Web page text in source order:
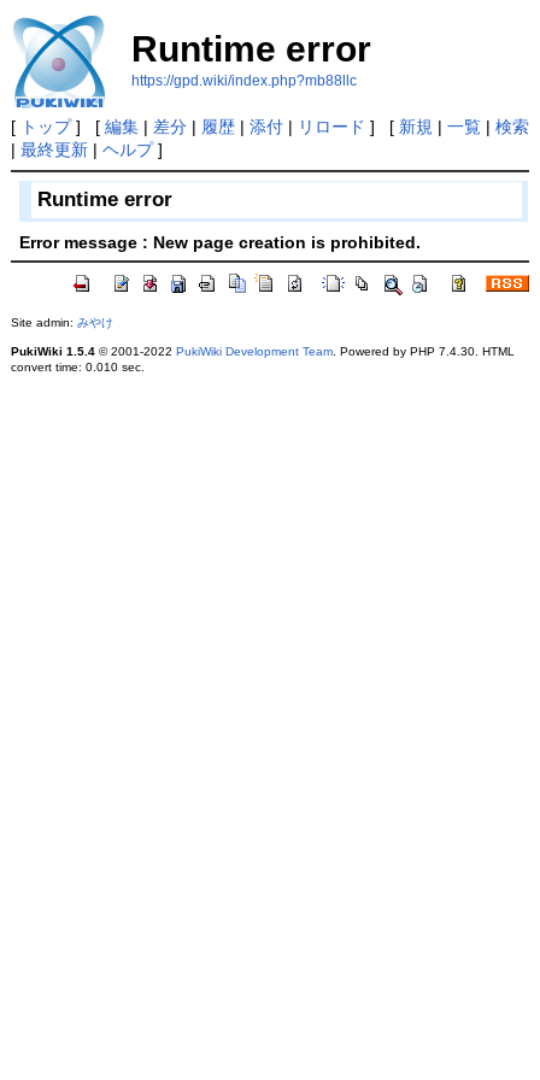
Runtime error
https://gpd.wiki/index.php?mb88llc
[ トップ] [ 編集| 差分| 履歴| 添付| リロード ] [ 新規 | 一覧| 検索
| 最終更新| ヘルプ]
Runtime error
Error message : New page creation is prohibited.
Site admin: みやけ
PukiWiki 1.5.4© 2001-2022 PukiWiki Development Team. Powered by PHP 7.4.30. HTML
convert time: 0.010 sec.